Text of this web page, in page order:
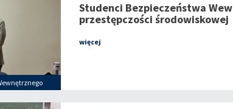
Studenci Bezpieczeństwa
przestępczości środowiskowej
więcej